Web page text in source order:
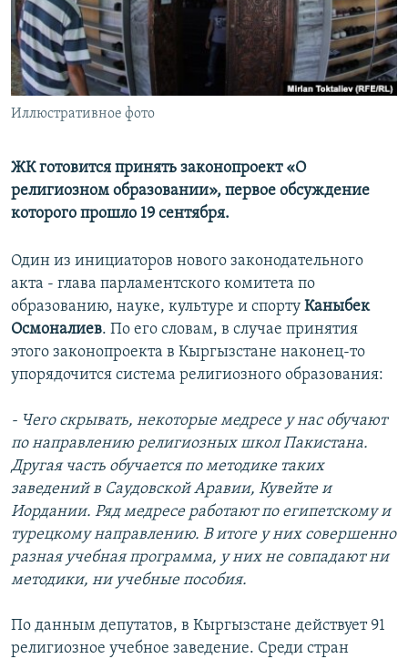
Иллюстративное фото
ЖК готовится принять законопроект «О
религиозном образовании», первое обсуждение
которого прошло 19 сентября.
Один из инициаторов нового законодательного
акта - глава парламентского комитета по
образованию, науке, культуре и спорту Каныбек
Осмоналиев. По его словам, в случае принятия
этого законопроекта в Кыргызстане наконец-то
упорядочится система религиозного образования:
- Чего скрывать, некоторые медресе у нас обучают
по направлению религиозных школ Пакистана.
Другая часть обучается по методике таких
заведений в Саудовской Аравии, Кувейте и
Иордании. Ряд медресе работают по египетскому и
турецкому направлению. В итоге у них совершенно
разная учебная программа, у них не совпадают ни
методики, ни учебные пособия.
По данным депутатов, в Кыргызстане действует 91
религиозное учебное заведение. Среди стран